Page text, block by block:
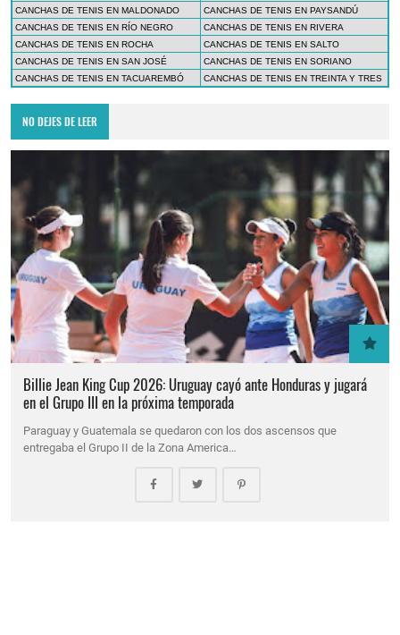
CANCHAS DE TENIS EN MALDONADO
CANCHAS DE TENIS EN PAYSANDÚ
CANCHAS DE TENIS EN RÍO NEGRO
CANCHAS DE TENIS EN RIVERA
CANCHAS DE TENIS EN ROCHA
CANCHAS DE TENIS EN SALTO
CANCHAS DE TENIS EN SAN JOSÉ
CANCHAS DE TENIS EN SORIANO
CANCHAS DE TENIS EN TACUAREMBÓ
CANCHAS DE TENIS EN TREINTA Y TRES
NO DEJES DE LEER
Billie Jean King Cup 2026: Uruguay cayó ante Honduras y jugará
en el Grupo III en la próxima temporada
Paraguay y Guatemala se quedaron con los dos ascensos que
entregaba el Grupo II de la Zona America…